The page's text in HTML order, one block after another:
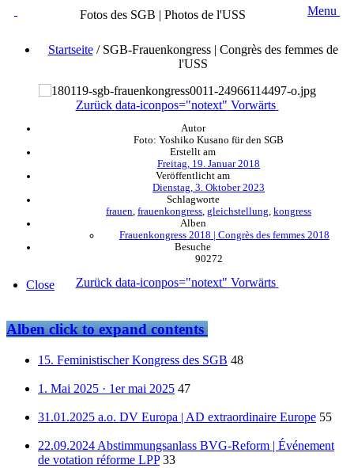
Fotos des SGB | Photos de l'USS Menu
Startseite/ SGB-Frauenkongress | Congrès des femmes de
l'USS
Zurück data-iconpos="notext" Vorwärts
Autor
Foto: Yoshiko Kusano für den SGB
Erstellt am
Freitag, 19. Januar 2018
Veröffentlicht am
Dienstag, 3. Oktober 2023
Schlagworte
frauen frauenkongress gleichstellung kongress
Alben
Frauenkongress 2018 | Congrès des femmes 2018
Besuche
90272
Zurück data-iconpos="notext" Vorwärts
Close
Albenclick to expand contents
15. Feministischer Kongress des SGB 48
1. Mai 2025 · 1er mai 2025 47
31.01.2025 a.o. DV Europa | AD extraordinaire Europe 55
22.09.2024 Abstimmungsanlass BVG-Reform | Événement
de votation réforme LPP 33